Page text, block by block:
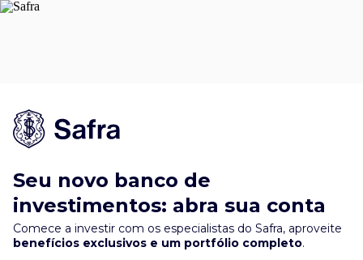
Seu novo banco de
investimentos: abra sua conta
Comece a investir com os especialistas do Safra, aproveite
benefícios exclusivos e um portfólio completo.